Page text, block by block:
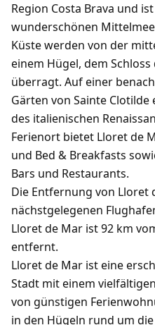
Region Costa Brava und
wunderschönen
Küste werden von der
einem Hügel, dem
überragt. Auf einer
Gärten von Sainte
des italienischen
Ferienort bietet Lloret de
und Bed & Breakfasts
Bars und Restaurants.
Die Entfernung von Lloret
nächstgelegenen
Lloret de Mar ist 92 km
entfernt.
Lloret de Mar ist eine
Stadt mit einem
von günstigen
in den Hügeln rund um